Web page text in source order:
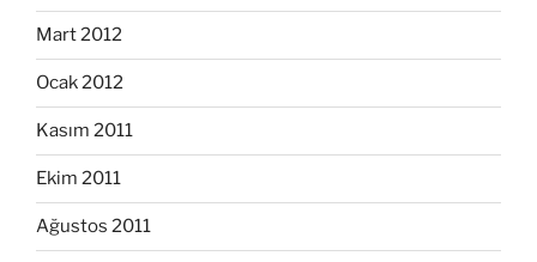
Mart 2012
Ocak 2012
Kasım 2011
Ekim 2011
Ağustos 2011